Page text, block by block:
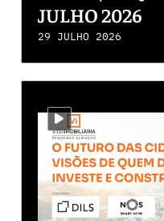
JULHO 2026
29 JULHO 2026
i-video